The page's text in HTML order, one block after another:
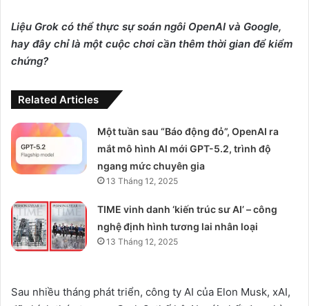
Liệu Grok có thể thực sự soán ngôi OpenAI và Google,
hay đây chỉ là một cuộc chơi cần thêm thời gian để kiểm
chứng?
Related Articles
Một tuần sau “Báo động đỏ”, OpenAI ra
mắt mô hình AI mới GPT-5.2, trình độ
ngang mức chuyên gia
13 Tháng 12, 2025
TIME vinh danh ‘kiến trúc sư AI’ – công
nghệ định hình tương lai nhân loại
13 Tháng 12, 2025
Sau nhiều tháng phát triển, công ty AI của Elon Musk, xAI,